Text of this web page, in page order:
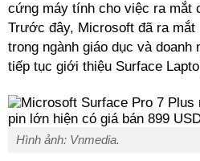
cứng máy tính cho việc ra mắt
Trước đây, Microsoft đã ra mắt
trong ngành giáo dục và doanh
tiếp tục giới thiệu Surface
Hình ảnh: Vnmedia.